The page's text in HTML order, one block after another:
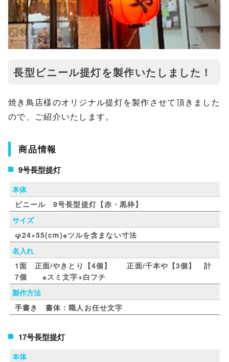
長型ビニール提灯を製作いたしました！
焼き鳥店様のオリジナル提灯を製作させて頂きました
ので、ご紹介いたします。
商品情報
9号長型提灯
本体
ビニール 9号長型提灯【赤・黒枠】
サイズ
φ24×55(cm)※ツルを含まない寸法
名入れ
1面 正面/やきとり【4個】 正面/千本や【3個】 計
7個 ※スミ文字+白フチ
製作方法
手書き 書体：職人お任せ文字
17号長型提灯
本体